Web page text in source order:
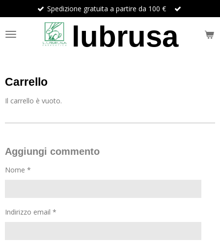
al
contenuto
principale
lubrusa
Spedizione gratuita a partire da 100 €
Carrello
Il carrello è vuoto.
Aggiungi commento
Nome *
Indirizzo email *